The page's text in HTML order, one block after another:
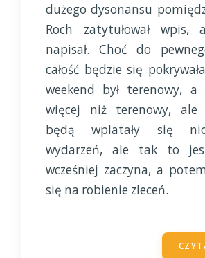
dużego dysonansu
Roch zatytułował
napisał. Choć do
całość będzie się
weekend był terenowy, a
więcej niż terenowy, ale
będą wplatały się
wydarzeń, ale tak to
wcześniej zaczyna, a
się na robienie zleceń.